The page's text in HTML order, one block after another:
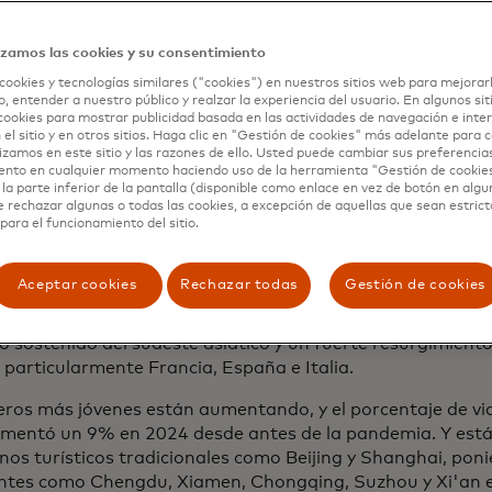
dice Dennis Chang, presidente de Mastercard para la
plenamente nuestros propios recursos para crear
y diversificado".
para el crecimiento económico
el turismo tardó en regresar a China, pero para
reciente del Instituto de Economía Mastercard con
Mundial del Turismo mostraron que los cinco principales
fueron Japón, Malasia, Corea del Sur, Estados Unidos y
sostenido del sudeste asiático y un fuerte
particularmente Francia, España e Italia.
más jóvenes están aumentando, y el porcentaje de
un 9% en 2024 desde antes de la pandemia. Y
turísticos tradicionales como Beijing y Shanghai,
como Chengdu, Xiamen, Chongqing, Suzhou y Xi'an
las cookies y su consentimiento
y tecnologías similares ("cookies") en nuestros sitios web para
entender a nuestro público y realzar la experiencia del usuario. En algunos
para mostrar publicidad basada en las actividades de navegación e
el sitio y en otros sitios. Haga clic en "Gestión de cookies" más adelante para
en este sitio y las razones de ello. Usted puede cambiar sus
en cualquier momento haciendo uso de la herramienta "Gestión de
la parte inferior de la pantalla (disponible como enlace en vez de botón en
rechazar algunas o todas las cookies, a excepción de aquellas que sean
el funcionamiento del sitio.
Aceptar cookies Rechazar todas Gestión de cookies